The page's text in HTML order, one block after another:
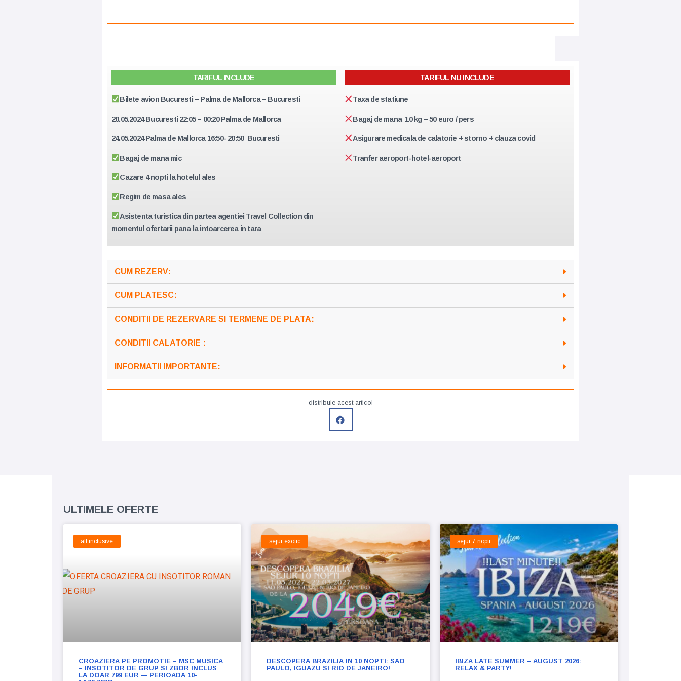
TARIFUL INCLUDE TARIFUL NU INCLUDE
Bilete avion Bucuresti – Palma de Mallorca – Bucuresti
20.05.2024 Bucuresti 22:05 – 00:20 Palma de Mallorca
24.05.2024 Palma de Mallorca 16:50- 20:50 Bucuresti
Bagaj de mana mic
Cazare 4 nopti la hotelul ales
Regim de masa ales
Asistenta turistica din partea agentiei Travel Collection din
momentul ofertarii pana la intoarcerea in tara
Taxa de statiune
Bagaj de mana 10 kg – 50 euro / pers
Asigurare medicala de calatorie + storno + clauza covid
Tranfer aeroport-hotel-aeroport
CUM REZERV:
CUM PLATESC:
CONDITII DE REZERVARE SI TERMENE DE PLATA:
CONDITII CALATORIE :
INFORMATII IMPORTANTE:
distribuie acest articol
ULTIMELE OFERTE
all inclusive
CROAZIERA PE PROMOTIE – MSC MUSICA
– INSOTITOR DE GRUP SI ZBOR INCLUS
LA DOAR 799 EUR — PERIOADA 10-
sejur exotic
DESCOPERA BRAZILIA IN 10 NOPTI: SAO
PAULO, IGUAZU SI RIO DE JANEIRO!
sejur 7 nopti
IBIZA LATE SUMMER – AUGUST 2026:
RELAX & PARTY!